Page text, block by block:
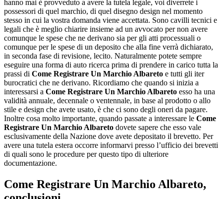
hanno mai è provveduto a avere la tutela legale, voi diverrete i
possessori di quel marchio, di quel disegno design nel momento
stesso in cui la vostra domanda viene accettata. Sono cavilli tecnici e
legali che è meglio chiarire insieme ad un avvocato per non avere
comunque le spese che ne derivano sia per gli atti processuali o
comunque per le spese di un deposito che alla fine verrà dichiarato,
in seconda fase di revisione, lecito. Naturalmente potete sempre
eseguire una forma di auto ricerca prima di prendere in carico tutta la
prassi di Come Registrare Un Marchio Albareto e tutti gli iter
burocratici che ne derivano. Ricordiamo che quando si inizia a
interessarsi a Come Registrare Un Marchio Albareto esso ha una
validità annuale, decennale o ventennale, in base al prodotto o allo
stile e design che avete usato, è che ci sono degli oneri da pagare.
Inoltre cosa molto importante, quando passate a interessare le Come
Registrare Un Marchio Albareto dovete sapere che esso vale
esclusivamente della Nazione dove avete depositato il brevetto. Per
avere una tutela estera occorre informarvi presso l’ufficio dei brevetti
di quali sono le procedure per questo tipo di ulteriore
documentazione.
Come Registrare Un Marchio Albareto,